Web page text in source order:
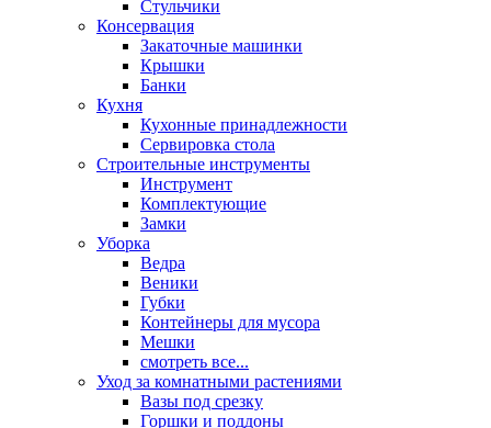
Стульчики
Консервация
Закаточные машинки
Крышки
Банки
Кухня
Кухонные принадлежности
Сервировка стола
Строительные инструменты
Инструмент
Комплектующие
Замки
Уборка
Ведра
Веники
Губки
Контейнеры для мусора
Мешки
смотреть все...
Уход за комнатными растениями
Вазы под срезку
Горшки и поддоны